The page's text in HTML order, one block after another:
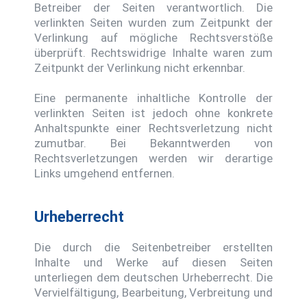
Betreiber der Seiten verantwortlich. Die
verlinkten Seiten wurden zum Zeitpunkt der
Verlinkung auf mögliche Rechtsverstöße
überprüft. Rechtswidrige Inhalte waren zum
Zeitpunkt der Verlinkung nicht erkennbar.
Eine permanente inhaltliche Kontrolle der
verlinkten Seiten ist jedoch ohne konkrete
Anhaltspunkte einer Rechtsverletzung nicht
zumutbar. Bei Bekanntwerden von
Rechtsverletzungen werden wir derartige
Links umgehend entfernen.
Urheberrecht
Die durch die Seitenbetreiber erstellten
Inhalte und Werke auf diesen Seiten
unterliegen dem deutschen Urheberrecht. Die
Vervielfältigung, Bearbeitung, Verbreitung und